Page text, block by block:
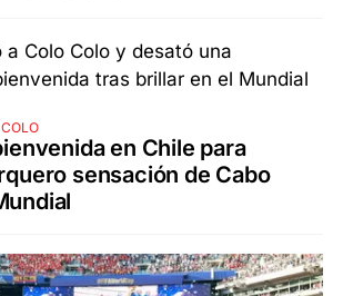
en Chile para
sensación de Cabo